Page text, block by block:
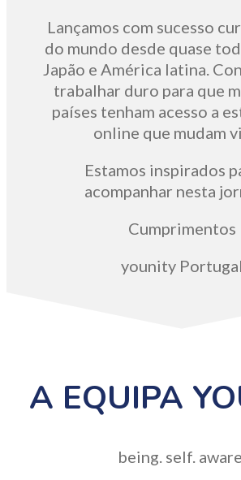
Lançamos com sucesso
do mundo desde quase
Japão e América latina.
trabalhar duro para que
países tenham acesso a
online que mudam
Estamos inspirados
acompanhar nesta
Cumprimentos
younity Portugal
A EQUIPA
being. self.